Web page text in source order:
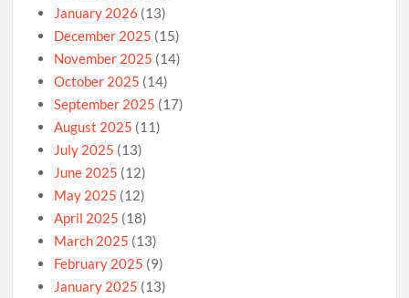
January 2026 (13)
December 2025 (15)
November 2025 (14)
October 2025 (14)
September 2025 (17)
August 2025 (11)
July 2025 (13)
June 2025 (12)
May 2025 (12)
April 2025 (18)
March 2025 (13)
February 2025 (9)
January 2025 (13)